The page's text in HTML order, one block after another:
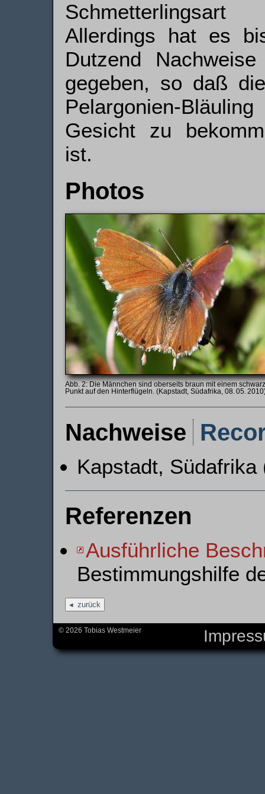
Allerdings hat es
Dutzend
gegeben, so daß
Pelargonien-
Gesicht zu
ist.
Photos
Die Männchen sind oberseits braun mit einem
Punkt auf den Hinterflügeln. (Kapstadt, Südafrika, 08. 05.
Nachweise
Kapstadt, Südafrika
Referenzen
Ausführliche
Bestimmungshilfe
zurück
© 2026 Tobias Westmeier